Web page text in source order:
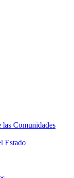
Comunidades
Estado